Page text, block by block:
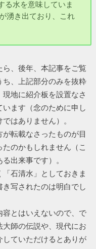
る水を意味していま
湧き出ており、これ
、後年、本記事をご覧
、上記部分のみを抜粋
地に紹介板を設置なさ
ます（念のために申し
はありません）。
転載なさったものが目
のかもしれません（こ
出来事です）。
石清水」としておきま
写されたのは明白でし
とはいえないので、で
師の伝説や、現代にお
ていただけるとありが